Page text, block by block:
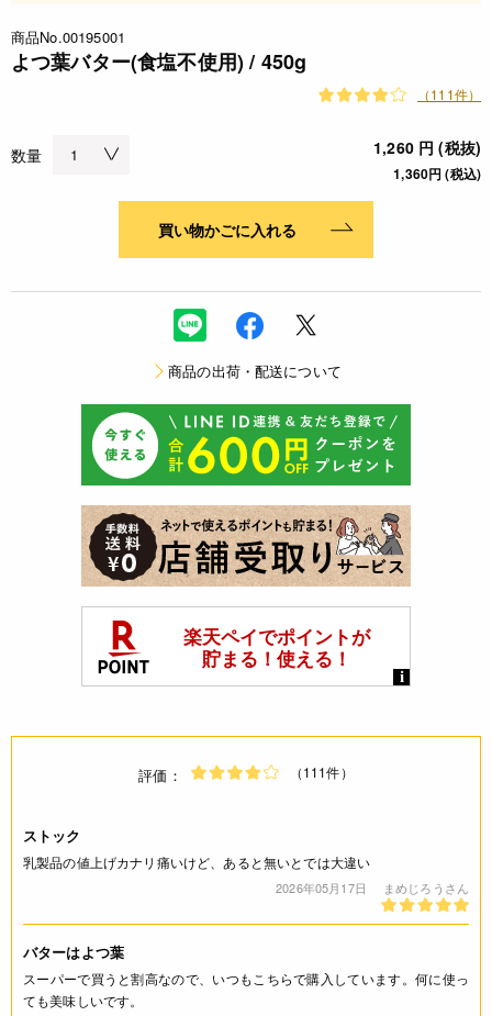
商品No.00195001
よつ葉バター(食塩不使用) / 450g
（111件）
数量 1,260 円 (税抜)
1,360円 (税込)
買い物かごに入れる
商品の出荷・配送について
評価： （111件）
ストック
乳製品の値上げカナリ痛いけど、あると無いとでは大違い
2026年05月17日 まめじろうさん
バターはよつ葉
スーパーで買うと割高なので、いつもこちらで購入しています。何に使っ
ても美味しいです。